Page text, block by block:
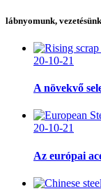
lábnyomunk,
20-10-21
A növekvő
20-10-21
Az európai